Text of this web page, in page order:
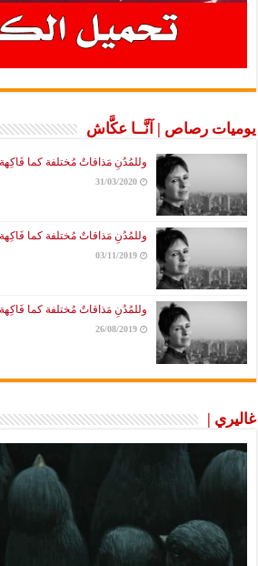
يوميات رصاص | آنَّــا عكَّاش
وللمُدُنِ مَذاقاتٌ مُختلفة كما فَاكِهة
31/03/2020
وللمُدُنِ مَذاقاتٌ مُختلفة كما فَاكِهة
03/11/2019
وللمُدُنِ مَذاقاتٌ مُختلفة كما فَاكِهة
26/08/2019
غاليري |